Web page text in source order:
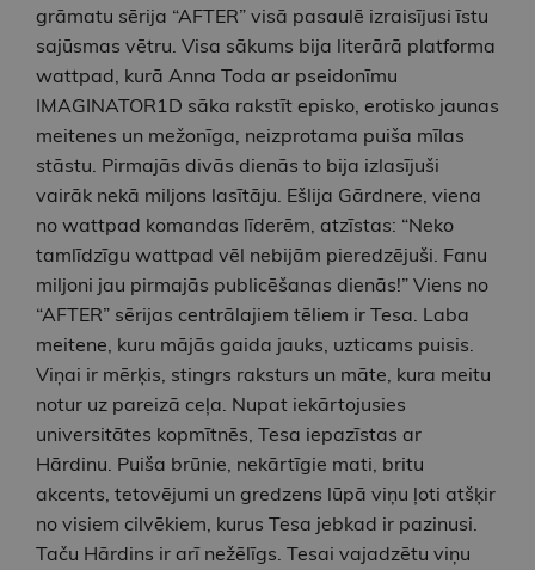
grāmatu sērija “AFTER” visā pasaulē izraisījusi īstu
sajūsmas vētru. Visa sākums bija literārā platforma
wattpad, kurā Anna Toda ar pseidonīmu
IMAGINATOR1D sāka rakstīt episko, erotisko jaunas
meitenes un mežonīga, neizprotama puiša mīlas
stāstu. Pirmajās divās dienās to bija izlasījuši
vairāk nekā miljons lasītāju. Ešlija Gārdnere, viena
no wattpad komandas līderēm, atzīstas: “Neko
tamlīdzīgu wattpad vēl nebijām pieredzējuši. Fanu
miljoni jau pirmajās publicēšanas dienās!” Viens no
“AFTER” sērijas centrālajiem tēliem ir Tesa. Laba
meitene, kuru mājās gaida jauks, uzticams puisis.
Viņai ir mērķis, stingrs raksturs un māte, kura meitu
notur uz pareizā ceļa. Nupat iekārtojusies
universitātes kopmītnēs, Tesa iepazīstas ar
Hārdinu. Puiša brūnie, nekārtīgie mati, britu
akcents, tetovējumi un gredzens lūpā viņu ļoti atšķir
no visiem cilvēkiem, kurus Tesa jebkad ir pazinusi.
Taču Hārdins ir arī nežēlīgs. Tesai vajadzētu viņu